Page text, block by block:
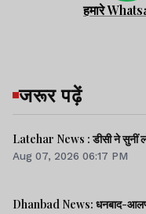
हमारे
जरूर पढ़ें
Latehar News : डीसी ने सुनीं
Aug 07, 2026 06:17 PM
Dhanbad News: धनबाद-